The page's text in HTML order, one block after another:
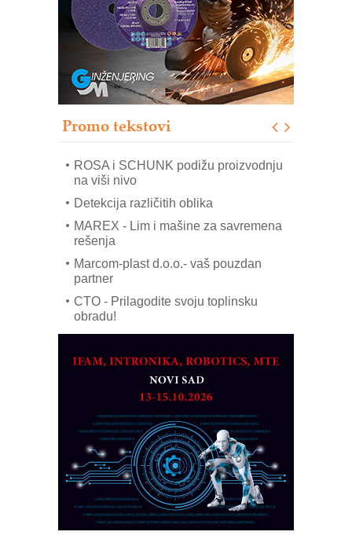
Promo tekstovi
poverenja u industriji
RMQ-TITAN ADVANCED INDICATOR
– Pametna signalizacija za efikasnije
upravljanje mašinama
Sigurnije ispitivanje transformatora u
solarnim elektranama i vetroparkovima
COMBYPACK
ROSA i SCHUNK podižu proizvodnju
na viši nivo
Detekcija različitih oblika
MAREX - Lim i mašine za savremena
rešenja
Marcom-plast d.o.o.- vaš pouzdan
partner
CTO - Prilagodite svoju toplinsku
obradu!
PLC AKYTEC
AUKOM: Svetski standard metrologije
dostupan u Srbiji
MOTOMAN – NEXT-Robotika vođena
veštačkom inteligencijom
I.SAFE MOBILE revolucioniše
industrijsku automatizaciju
pionirskimmobile operator PANEL-OM
Fleksibilno stezanje i brzo
podešavanje u proizvodnji prototipova